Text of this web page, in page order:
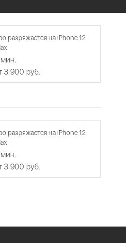
разряжается на iPhone 12
3 900 руб.
разряжается на iPhone 12
3 900 руб.